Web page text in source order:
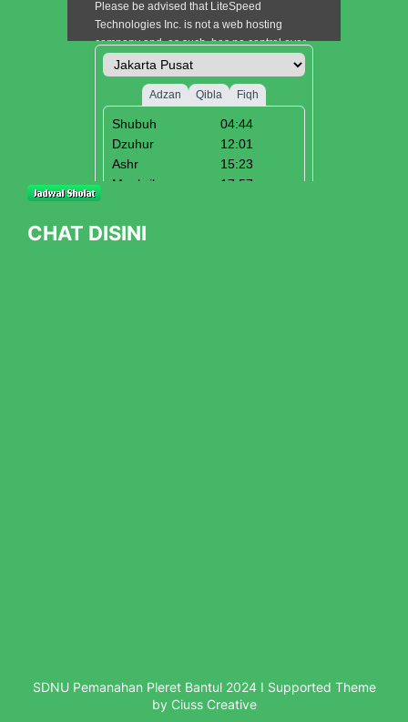
CHAT DISINI
SDNU Pemanahan Pleret Bantul 2024 I Supported Theme
by Ciuss Creative